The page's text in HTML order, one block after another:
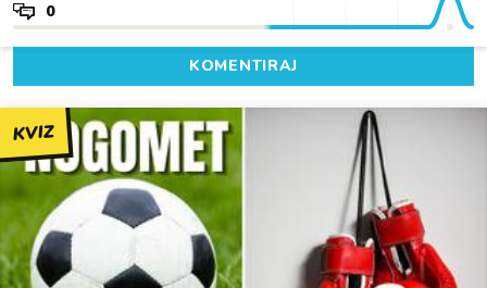
0
KOMENTIRAJ
KVIZ